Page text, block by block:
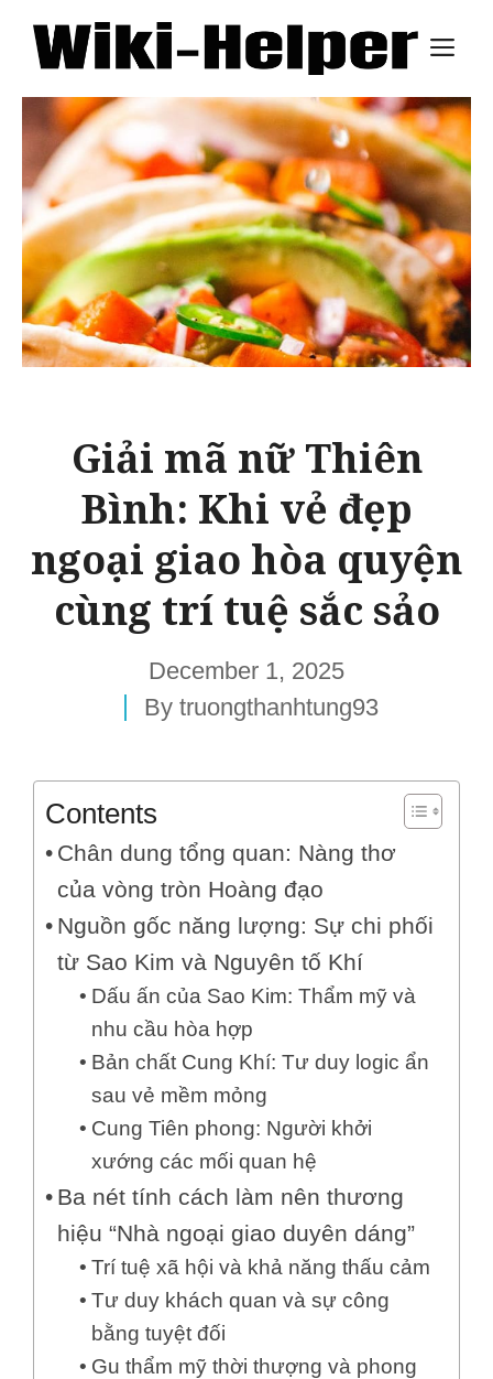
Skip
content
Giải mã nữ Thiên
Bình: Khi vẻ đẹp
ngoại giao hòa quyện
cùng trí tuệ sắc sảo
December 1, 2025
By truongthanhtung93
Contents
Chân dung tổng quan: Nàng thơ
của vòng tròn Hoàng đạo
Nguồn gốc năng lượng: Sự chi phối
từ Sao Kim và Nguyên tố Khí
Dấu ấn của Sao Kim: Thẩm mỹ và
nhu cầu hòa hợp
Bản chất Cung Khí: Tư duy logic ẩn
sau vẻ mềm mỏng
Cung Tiên phong: Người khởi
xướng các mối quan hệ
Ba nét tính cách làm nên thương
hiệu “Nhà ngoại giao duyên dáng”
Trí tuệ xã hội và khả năng thấu cảm
Tư duy khách quan và sự công
bằng tuyệt đối
Gu thẩm mỹ thời thượng và phong